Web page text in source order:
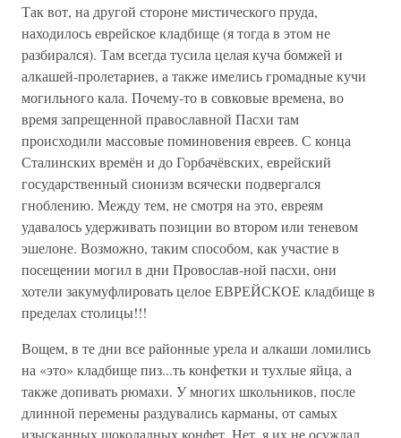
Так вот, на другой стороне мистического пруда,
находилось еврейское кладбище (я тогда в этом не
разбирался). Там всегда тусила целая куча бомжей и
алкашей-пролетариев, а также имелись громадные кучи
могильного кала. Почему-то в совковые времена, во
время запрещенной православной Пасхи там
происходили массовые поминовения евреев. С конца
Сталинских времён и до Горбачёвских, еврейский
государственный сионизм всячески подвергался
гноблению. Между тем, не смотря на это, евреям
удавалось удерживать позиции во втором или теневом
эшелоне. Возможно, таким способом, как участие в
посещении могил в дни Провослав-ной пасхи, они
хотели закумуфлировать целое ЕВРЕЙСКОЕ кладбище в
пределах столицы!!!
Вощем, в те дни все районные урела и алкаши ломились
на «это» кладбище пиз...ть конфетки и тухлые яйца, а
также допивать рюмахи. У многих школьников, после
длинной перемены раздувались карманы, от самых
изысканных шоколадных конфет. Нет, я их не осуждал,